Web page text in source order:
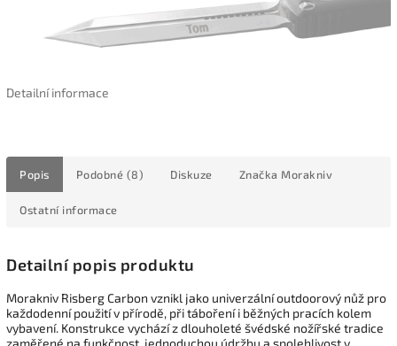
Detailní informace
Popis Podobné (8) Diskuze Značka Morakniv
Ostatní informace
Detailní popis produktu
Morakniv Risberg Carbon vznikl jako univerzální outdoorový nůž pro
každodenní použití v přírodě, při táboření i běžných pracích kolem
vybavení. Konstrukce vychází z dlouholeté švédské nožířské tradice
zaměřené na funkčnost, jednoduchou údržbu a spolehlivost v